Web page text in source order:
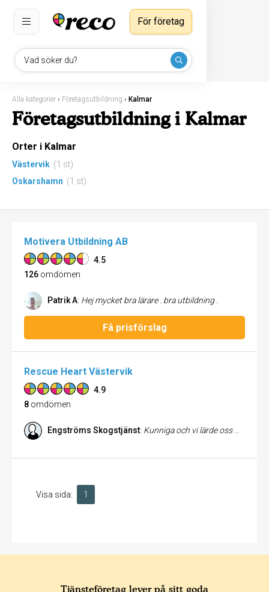
Vad söker du?
För företag
Alla kategorier › Företagsutbildning › Kalmar
Företagsutbildning i Kalmar
Orter i Kalmar
Västervik (1 st)
Oskarshamn (1 st)
Motivera Utbildning AB
4.5
126 omdömen
Patrik A: Hej mycket bra lärare . bra utbildning .
Få prisförslag
Rescue Heart Västervik
4.9
8 omdömen
Engströms Skogstjänst: Kunniga och vi lärde oss massor. Trevligt att få göra det i vår grupp och inte med en massa okända
Visa sida: 1
Tjänsteföretag lever på sitt goda